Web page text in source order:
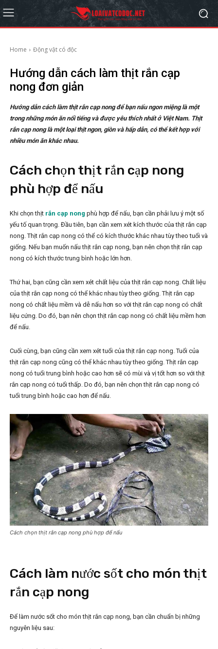
Home Động vật có độc
Hướng dẫn cách làm thịt rắn cạp
nong đơn giản
Hướng dẫn cách làm thịt rắn cạp nong để bạn nấu ngon miệng là một
trong những món ăn nổi tiếng và được yêu thích nhất ở Việt Nam. Thịt
rắn cạp nong là một loại thịt ngon, giòn và hấp dẫn, có thể kết hợp với
nhiều món ăn khác nhau.
Cách chọn thịt rắn cạp nong
phù hợp để nấu
Khi chọn thịt rắn cạp nong phù hợp để nấu, bạn cần phải lưu ý một số
yếu tố quan trọng. Đầu tiên, bạn cần xem xét kích thước của thịt rắn cạp
nong. Thịt rắn cạp nong có thể có kích thước khác nhau tùy theo tuổi và
giống. Nếu bạn muốn nấu thịt rắn cạp nong, bạn nên chọn thịt rắn cạp
nong có kích thước trung bình hoặc lớn hơn.
Thứ hai, bạn cũng cần xem xét chất liệu của thịt rắn cạp nong. Chất liệu
của thịt rắn cạp nong có thể khác nhau tùy theo giống. Thịt rắn cạp
nong có chất liệu mềm và dễ nấu hơn so với thịt rắn cạp nong có chất
liệu cứng. Do đó, bạn nên chọn thịt rắn cạp nong có chất liệu mềm hơn
để nấu.
Cuối cùng, bạn cũng cần xem xét tuổi của thịt rắn cạp nong. Tuổi của
thịt rắn cạp nong cũng có thể khác nhau tùy theo giống. Thịt rắn cạp
nong có tuổi trung bình hoặc cao hơn sẽ có mùi và vị tốt hơn so với thịt
rắn cạp nong có tuổi thấp. Do đó, bạn nên chọn thịt rắn cạp nong có
tuổi trung bình hoặc cao hơn để nấu.
Cách chọn thịt rắn cạp nong phù hợp để nấu
Cách làm nước sốt cho món thịt
rắn cạp nong
Để làm nước sốt cho món thịt rắn cạp nong, bạn cần chuẩn bị những
nguyên liệu sau: